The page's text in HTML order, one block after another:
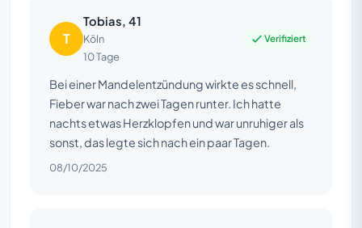
T
Tobias, 41
Köln
10 Tage
Verifiziert
Bei einer Mandelentzündung wirkte es schnell,
Fieber war nach zwei Tagen runter. Ich hatte
nachts etwas Herzklopfen und war unruhiger als
sonst, das legte sich nach ein paar Tagen.
08/10/2025